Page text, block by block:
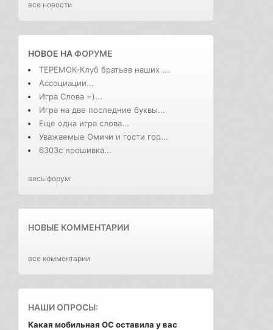
все новости
НОВОЕ НАФОРУМЕ
ТЕРЕМОК-Клуб братьев наших ...
Ассоциации...
Игра Слова =)...
Игра на две последние буквы...
Еще одна игра слова...
Уважаемые Омичи и гости гор...
6303с прошивка...
весь форум
НОВЫЕ КОММЕНТАРИИ
все комментарии
НАШИ ОПРОСЫ:
Какая мобильная ОС оставила у вас